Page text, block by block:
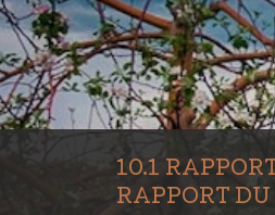
10.1
RAPPORT